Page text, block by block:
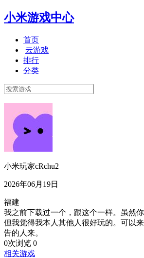
小米游戏中心
首页
云游戏
排行
分类
小米玩家cRchu2
2026年06月19日
福建
我之前下载过一个，跟这个一样。虽然
但我觉得我本人其他人很好玩的。可以
告的人来。
0次浏览 0
相关游戏